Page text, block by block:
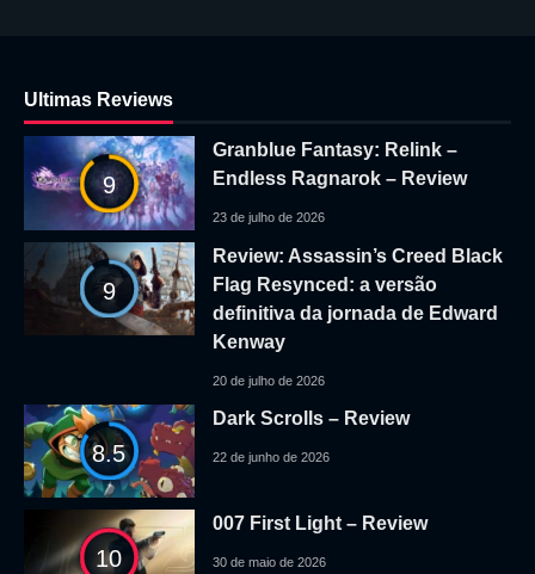
Ultimas Reviews
9
Granblue Fantasy: Relink –
Endless Ragnarok – Review
23 de julho de 2026
9
Review: Assassin’s Creed Black
Flag Resynced: a versão
definitiva da jornada de Edward
Kenway
20 de julho de 2026
8.5
Dark Scrolls – Review
22 de junho de 2026
10
007 First Light – Review
30 de maio de 2026